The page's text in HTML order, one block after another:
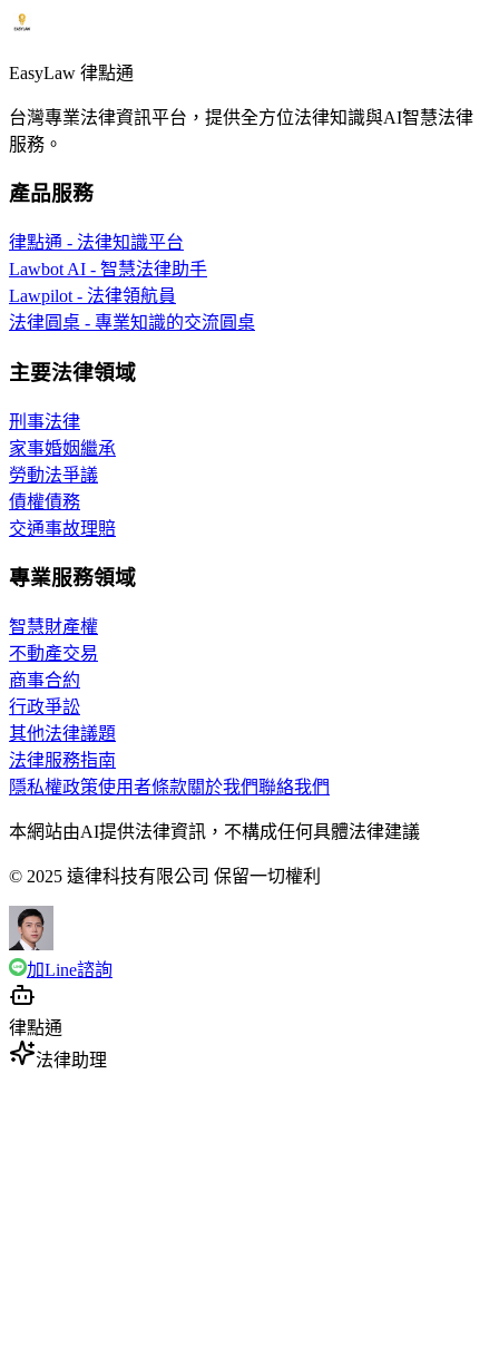
EasyLaw 律點通
台灣專業法律資訊平台，提供全方位法律知識與AI智慧法律
服務。
產品服務
律點通 - 法律知識平台
Lawbot AI - 智慧法律助手
Lawpilot - 法律領航員
法律圓桌 - 專業知識的交流圓桌
主要法律領域
刑事法律
家事婚姻繼承
勞動法爭議
債權債務
交通事故理賠
專業服務領域
智慧財產權
不動產交易
商事合約
行政爭訟
其他法律議題
法律服務指南
隱私權政策使用者條款關於我們聯絡我們
本網站由AI提供法律資訊，不構成任何具體法律建議
© 2025 遠律科技有限公司 保留一切權利
加Line諮詢
律點通
法律助理